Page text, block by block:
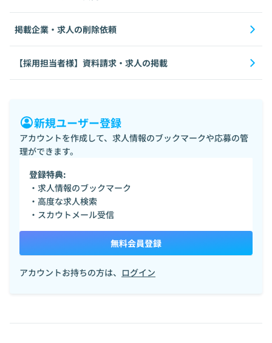
掲載企業・求人の削除依頼
【採用担当者様】資料請求・求人の掲載
新規ユーザー登録
アカウントを作成して、求人情報のブックマークや応募の管
理ができます。
登録特典:
・求人情報のブックマーク
・高度な求人検索
・スカウトメール受信
無料会員登録
アカウントお持ちの方は、 ログイン